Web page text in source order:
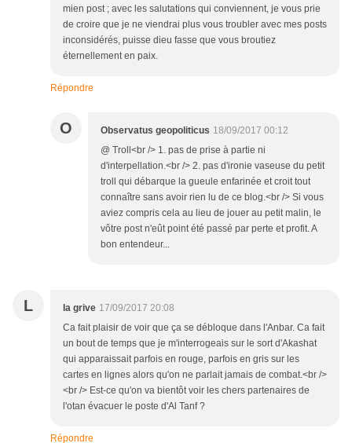
mien post ; avec les salutations qui conviennent, je vous prie
de croire que je ne viendrai plus vous troubler avec mes posts
inconsidérés, puisse dieu fasse que vous broutiez
éternellement en paix.
Répondre
O Observatus geopoliticus 18/09/2017 00:12
@ Troll<br /> 1. pas de prise à partie ni
d'interpellation.<br /> 2. pas d'ironie vaseuse du petit
troll qui débarque la gueule enfarinée et croit tout
connaître sans avoir rien lu de ce blog.<br /> Si vous
aviez compris cela au lieu de jouer au petit malin, le
vôtre post n'eût point été passé par perte et profit. A
bon entendeur...
L la grive 17/09/2017 20:08
Ca fait plaisir de voir que ça se débloque dans l'Anbar. Ca fait
un bout de temps que je m'interrogeais sur le sort d'Akashat
qui apparaissait parfois en rouge, parfois en gris sur les
cartes en lignes alors qu'on ne parlait jamais de combat.<br />
<br /> Est-ce qu'on va bientôt voir les chers partenaires de
l'otan évacuer le poste d'Al Tanf ?
Répondre